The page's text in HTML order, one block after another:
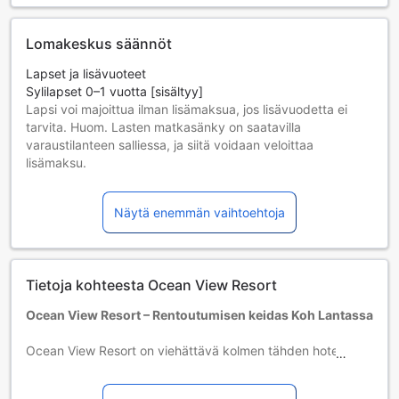
Lomakeskus säännöt
Lapset ja lisävuoteet
Sylilapset 0–1 vuotta [sisältyy]
Lapsi voi majoittua ilman lisämaksua, jos lisävuodetta ei
tarvita. Huom. Lasten matkasänky on saatavilla
varaustilanteen salliessa, ja siitä voidaan veloittaa
lisämaksu.
Lapsi majoittuu ilmaiseksi, jos nukkuu jo olemassa olevilla
vuoteilla. Huomaa: jos tarvitset pinnasängyn, siitä voidaan
veloittaa erikseen.
Yli 12-vuotiaat vieraat katsotaan aikuisiksi.
tarkista kunkin huoneen kohdalta huonekoko lisätietoa
Kun varaat enemmän kuin 5 huonetta, eri käytännöt ja
Näytä enemmän vaihtoehtoja
Tietoja kohteesta Ocean View Resort
Ocean View Resort – Rentoutumisen keidas Koh Lantassa
Ocean View Resort on viehättävä kolmen tähden hotelli,
Thaimaassa. Tämä idyllinen lomapaikka tarjoaa upeita